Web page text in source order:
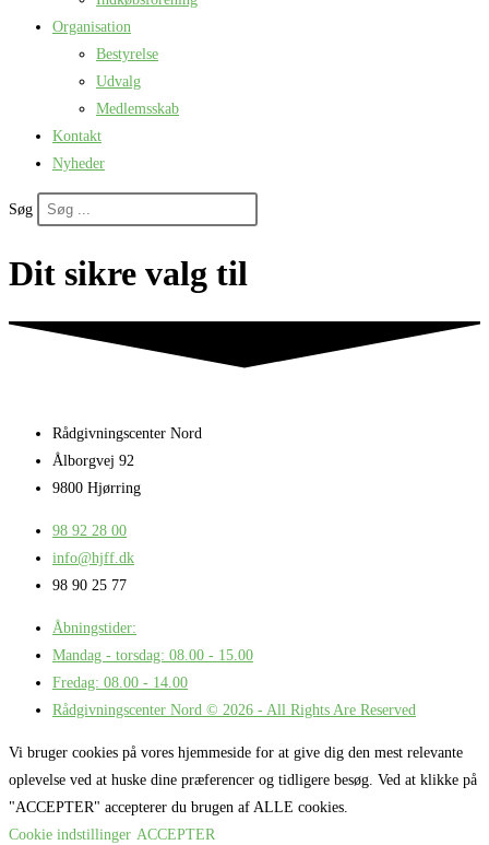
Organisation
Bestyrelse
Udvalg
Medlemsskab
Kontakt
Nyheder
Søg
Dit sikre valg til
Rådgivningscenter Nord
Ålborgvej 92
9800 Hjørring
98 92 28 00
info@hjff.dk
98 90 25 77
Åbningstider:
Mandag - torsdag: 08.00 - 15.00
Fredag: 08.00 - 14.00
Rådgivningscenter Nord © 2026 - All Rights Are Reserved
Vi bruger cookies på vores hjemmeside for at give dig den mest relevante
oplevelse ved at huske dine præferencer og tidligere besøg. Ved at klikke på
"ACCEPTER" accepterer du brugen af ALLE cookies.
Cookie indstillinger ACCEPTER